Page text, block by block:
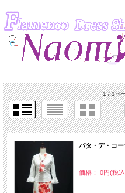
1 / 1ペ
バタ・デ・コ
価格： 0円(税